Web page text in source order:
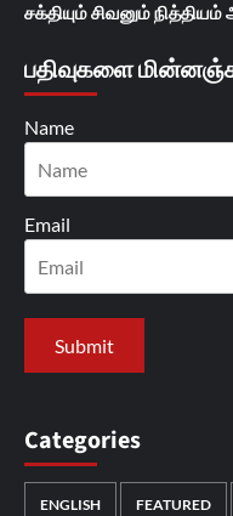
சக்தியும் சிவனும்
பதிவுகளை
Name
Email
Categories
ENGLISH FEATURED